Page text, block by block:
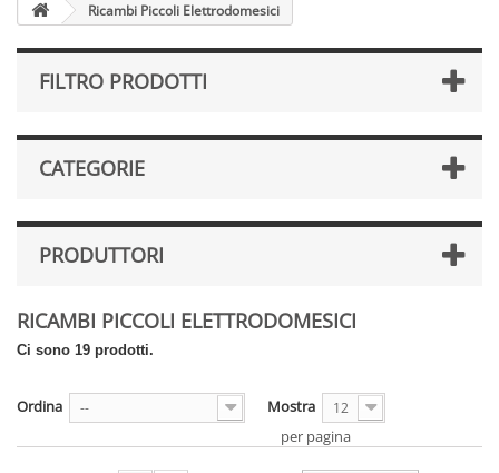
Ricambi Piccoli Elettrodomesici
FILTRO PRODOTTI
CATEGORIE
PRODUTTORI
RICAMBI PICCOLI ELETTRODOMESICI
Ci sono 19 prodotti.
Ordina -- Mostra 12
per pagina